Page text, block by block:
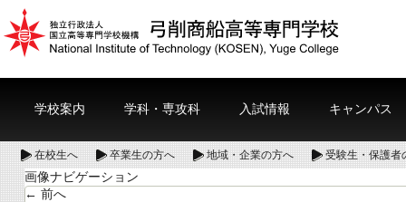
学校案内 学科・専攻科 入試情報 キャンパス
在校生へ 卒業生の方へ 地域・企業の方へ 受験生・保護者
画像ナビゲーション
← 前へ